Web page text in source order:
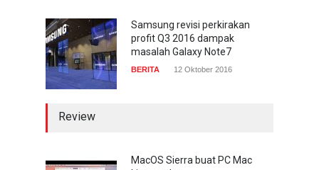
Samsung revisi perkirakan
profit Q3 2016 dampak
masalah Galaxy Note7
BERITA 12 Oktober 2016
Review
MacOS Sierra buat PC Mac